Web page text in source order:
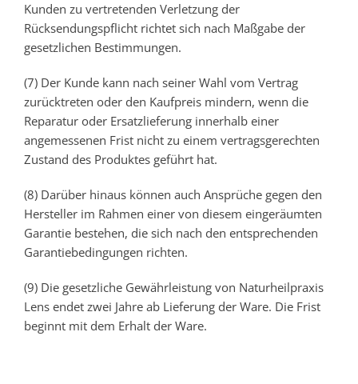
Kunden zu vertretenden Verletzung der
Rücksendungspflicht richtet sich nach Maßgabe der
gesetzlichen Bestimmungen.
(7) Der Kunde kann nach seiner Wahl vom Vertrag
zurücktreten oder den Kaufpreis mindern, wenn die
Reparatur oder Ersatzlieferung innerhalb einer
angemessenen Frist nicht zu einem vertragsgerechten
Zustand des Produktes geführt hat.
(8) Darüber hinaus können auch Ansprüche gegen den
Hersteller im Rahmen einer von diesem eingeräumten
Garantie bestehen, die sich nach den entsprechenden
Garantiebedingungen richten.
(9) Die gesetzliche Gewährleistung von Naturheilpraxis
Lens endet zwei Jahre ab Lieferung der Ware. Die Frist
beginnt mit dem Erhalt der Ware.